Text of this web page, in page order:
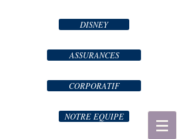
DISNEY
ASSURANCES
CORPORATIF
NOTRE EQUIPE